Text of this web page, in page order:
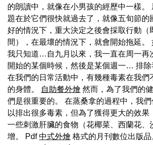
的朗讀中，就像在小男孩的經歷中一樣。
題在於它們很快就過去了，就像五旬節的
好的情況下，重大決定之後會採取行動（
間），在最壞的情況下，就會開始拖延。
我只知道…自九月以來，我一直在周一再
開始的某個時候，然後是某個週一… 排除
在我們的日常活動中，有幾種毒素在我們
的身體。
自助餐外燴 然而，為了我們的
們是很重要的。 在蒸桑拿的過程中，我
以排出很多毒素，但為了獲得更大的效果
一些刺激肝臟的食物（花椰菜、西蘭花、
增。 Pdf中式外燴 格式的月刊數位出版品